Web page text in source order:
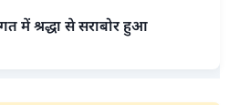
में श्रद्धा से सराबोर हुआ